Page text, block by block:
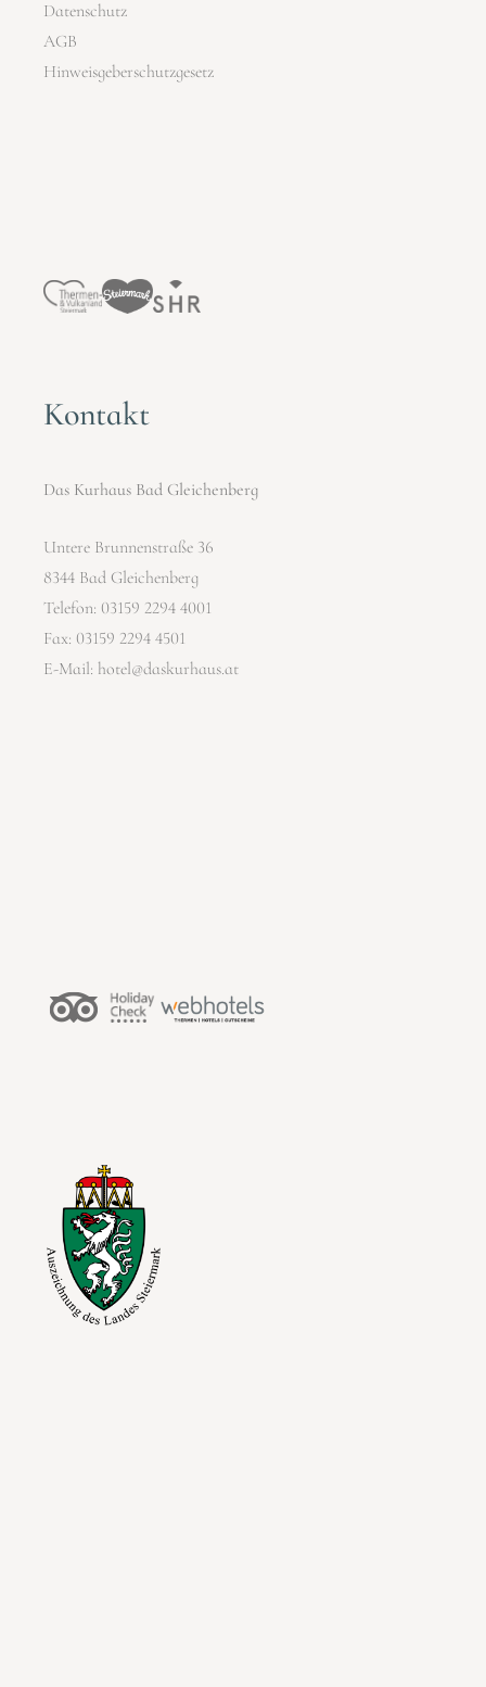
Datenschutz
AGB
Hinweisgeberschutzgesetz
Kontakt
Das Kurhaus Bad Gleichenberg
Untere Brunnenstraße 36
8344 Bad Gleichenberg
Telefon: 03159 2294 4001
Fax: 03159 2294 4501
E-Mail:hotel@daskurhaus.at